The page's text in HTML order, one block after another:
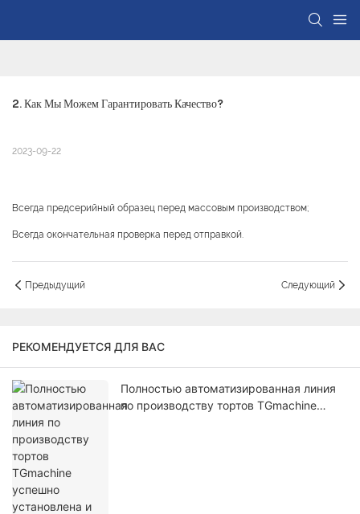
2. Как Мы Можем Гарантировать Качество?
2023-09-22
Всегда предсерийный образец перед массовым производством;
Всегда окончательная проверка перед отправкой.
Предыдущий Следующий
РЕКОМЕНДУЕТСЯ ДЛЯ ВАС
Полностью автоматизированная линия
по производству тортов TGmachine